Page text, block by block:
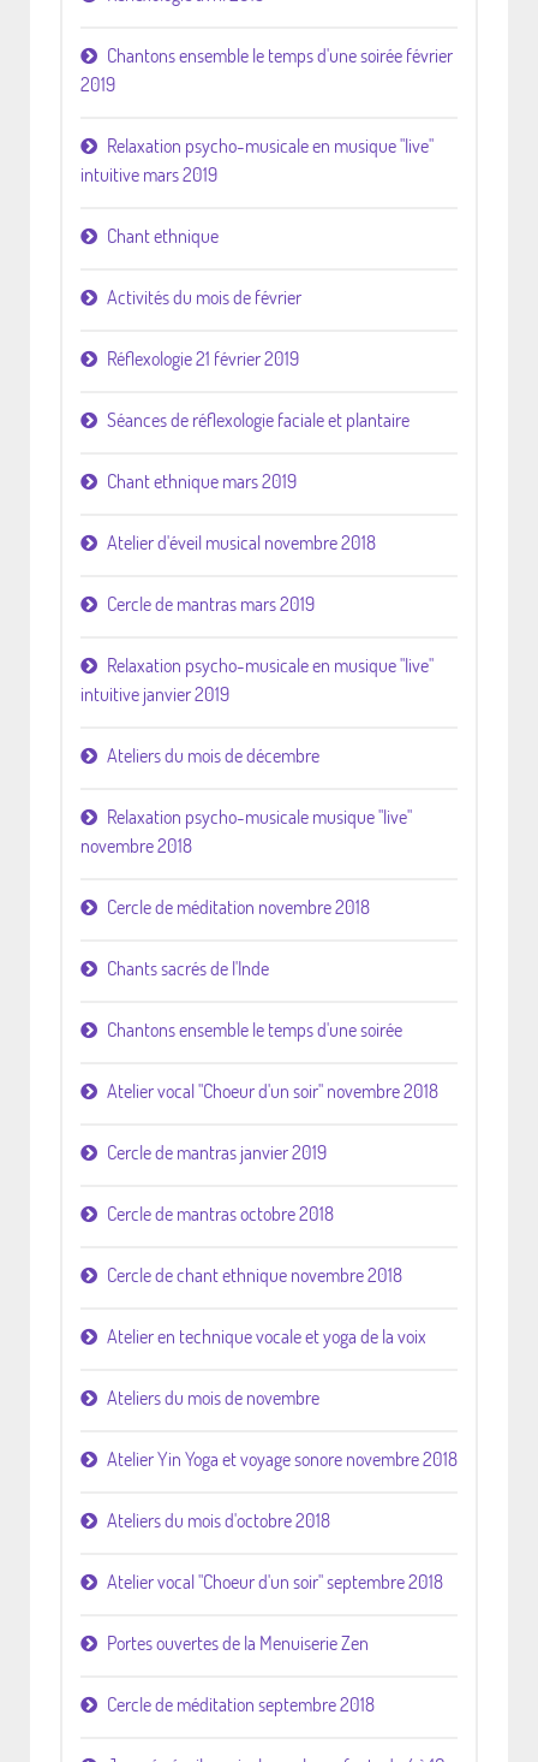
Chantons ensemble le temps d'une soirée février
2019
Relaxation psycho-musicale en musique "live"
intuitive mars 2019
Chant ethnique
Activités du mois de février
Réflexologie 21 février 2019
Séances de réflexologie faciale et plantaire
Chant ethnique mars 2019
Atelier d'éveil musical novembre 2018
Cercle de mantras mars 2019
Relaxation psycho-musicale en musique "live"
intuitive janvier 2019
Ateliers du mois de décembre
Relaxation psycho-musicale musique "live"
novembre 2018
Cercle de méditation novembre 2018
Chants sacrés de l'Inde
Chantons ensemble le temps d'une soirée
Atelier vocal "Choeur d'un soir" novembre 2018
Cercle de mantras janvier 2019
Cercle de mantras octobre 2018
Cercle de chant ethnique novembre 2018
Atelier en technique vocale et yoga de la voix
Ateliers du mois de novembre
Atelier Yin Yoga et voyage sonore novembre 2018
Ateliers du mois d'octobre 2018
Atelier vocal "Choeur d'un soir" septembre 2018
Portes ouvertes de la Menuiserie Zen
Cercle de méditation septembre 2018